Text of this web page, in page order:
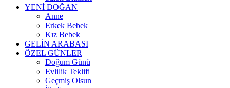
YENİ DOĞAN
Anne
Erkek Bebek
Kız Bebek
GELİN ARABASI
ÖZEL GÜNLER
Doğum Günü
Evlilik Teklifi
Geçmiş Olsun